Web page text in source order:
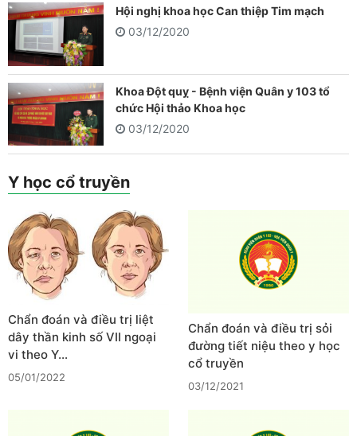
Hội nghị khoa học Can thiệp Tim mạch
03/12/2020
Khoa Đột quỵ - Bệnh viện Quân y 103 tổ
chức Hội thảo Khoa học
03/12/2020
Y học cổ truyền
Chẩn đoán và điều trị liệt
dây thần kinh số VII ngoại
vi theo Y…
05/01/2022
Chẩn đoán và điều trị sỏi
đường tiết niệu theo y học
cổ truyền
03/12/2021